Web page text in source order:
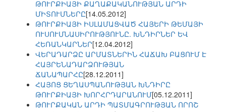
ԹՈՒՐՔԻԱՅԻ ՔԱՂԱՔԱԿԱՆՈՒԹՅԱՆ ԱՐԴԻ
ՄԻՏՈՒՄՆԵՐԸ[14.05.2012]
ԹՈՒՐՔԻԱՅԻ ԻՍԼԱՄԱՑՎԱԾ ՀԱՅԵՐԻ ԹԵՄԱՅԻ
ՈՒՍՈՒՄՆԱՍԻՐՈՒԹՅՈՒՆԸ. ԽՆԴԻՐՆԵՐ ԵՎ
ՀԵՌԱՆԿԱՐՆԵՐ[12.04.2012]
ՎԵՐԱԴԱՐՁԸ ԱՐՄԱՏՆԵՐԻՆ ՀԱՃԱԽ ԲԱՑՈՒՄ Է
ՀԱՅՐԵՆԱԴԱՐՁՈՒԹՅԱՆ
ՃԱՆԱՊԱՐՀԸ[28.12.2011]
ՀԱՅՈՑ ՑԵՂԱՍՊԱՆՈՒԹՅԱՆ ԽՆԴԻՐԸ
ԹՈՒՐՔԻԱՅԻ ԽՈՐՀՐԴԱՐԱՆՈՒՄ[05.12.2011]
ԹՈՒՐՔԱԿԱՆ ԱՐԴԻ ՊԱՏՄԱԳՐՈՒԹՅԱՆ ՈՐՈՇ